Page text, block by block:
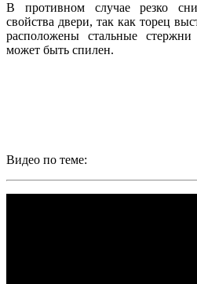
В противном случае резко
свойства двери, так как торец
расположены стальные
может быть спилен.
Видео по теме: